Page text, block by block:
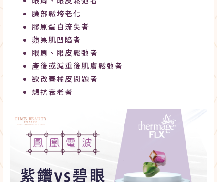
臉部鬆垮老化
膠原蛋白流失者
蘋果肌凹陷者
眼周、眼皮鬆弛者
產後或減重後肌膚鬆弛者
欲改善橘皮問題者
想抗衰老者